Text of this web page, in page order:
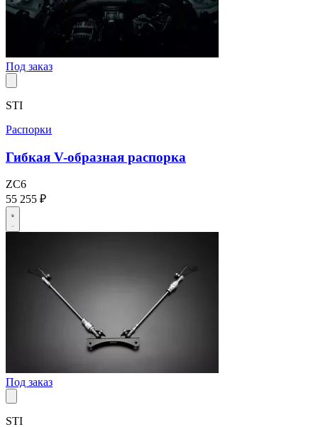
Под заказ
STI
Распорки
Гибкая V-образная распорка
ZC6
55 255 ₽
Под заказ
STI